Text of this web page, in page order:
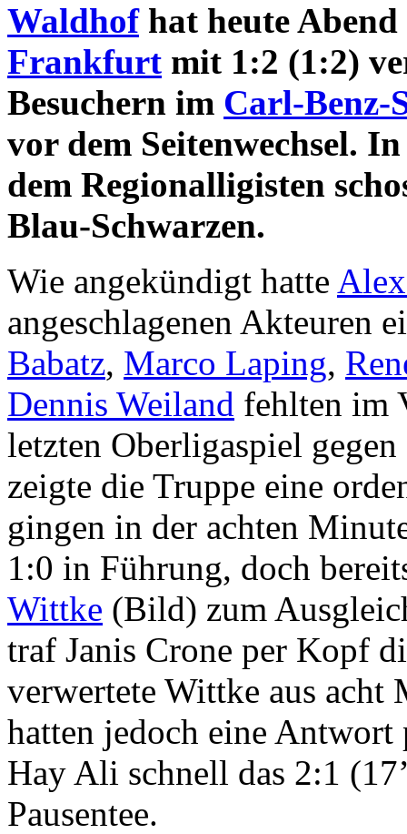
Waldhofhat heute Abend
Frankfurt mit 1:2 (1:2)
Besuchern im Carl-Benz-
vor dem Seitenwechsel.
dem Regionalligisten
Blau-Schwarzen.
Wie angekündigt hatte
angeschlagenen Akteuren
Babatz, Marco Laping,
Dennis Weiland fehlten im
letzten Oberligaspiel
zeigte die Truppe eine
gingen in der achten
1:0 in Führung, doch
Wittke (Bild) zum
traf Janis Crone per Kopf
verwertete Wittke aus
hatten jedoch eine
Hay Ali schnell das 2:1
Pausentee.